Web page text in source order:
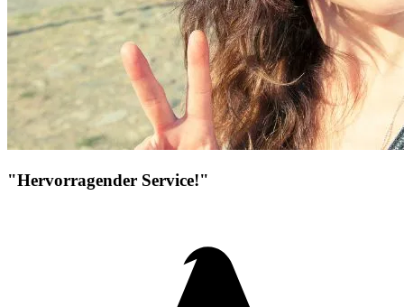
"Hervorragender Service!"